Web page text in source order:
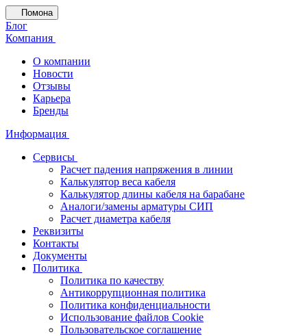
Помона
Блог
Компания
О компании
Новости
Отзывы
Карьера
Бренды
Информация
Сервисы
Расчет падения напряжения в линии
Калькулятор веса кабеля
Калькулятор длины кабеля на барабане
Аналоги/замены арматуры СИП
Расчет диаметра кабеля
Реквизиты
Контакты
Документы
Политика
Политика по качеству
Антикоррупционная политика
Политика конфиденциальности
Использование файлов Cookie
Пользовательское соглашение